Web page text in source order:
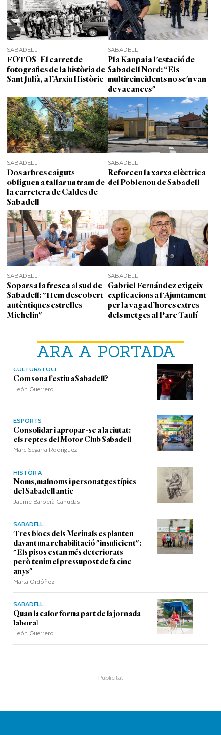
ARA A PORTADA
CULTURA I OCI
Com sona l’estiu a Sabadell?
León Guerrero
ESPORTS
Consolidar i apropar-se a la ciutat:
els reptes del Motor Club Sabadell
Marc Segarra Rodríguez
HISTÒRIA
Noms, malnoms i personatges típics
del Sabadell antic
Jaume Barberà Canudas
SABADELL
Tres blocs dels Merinals es planten
davant una rehabilitació "insuficient":
"Els pisos estan més deteriorats
però tenim el pressupost de fa cinc
anys"
Marta Ordóñez
SABADELL
Quan la calor forma part de la jornada
laboral
León Guerrero
SABADELL
FOTOS | El carret de
fotografies de la història de
Sant Julià, a l’Arxiu Històric
SABADELL
Pla Kanpai a l'estació de
Sabadell Nord: “Els
multireincidents no se'n van
de vacances"
SABADELL
Dos arbres caiguts
obliguen a tallar un tram de
la carretera de Caldes de
Sabadell
SABADELL
Reforcen la xarxa elèctrica
del Poblenou de Sabadell
SABADELL
Sopars a la fresca al sud de
Sabadell: "Hem descobert
autèntiques estrelles
Michelin"
SABADELL
Gabriel Fernández exigeix
explicacions a l'Ajuntament
per la vaga d’hores extres
dels metges al Parc Taulí